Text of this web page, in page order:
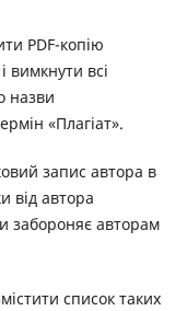
PDF-копію
вимкнути всі
назви
«Плагіат».
запис автора в
від автора
забороняє авторам
список таких